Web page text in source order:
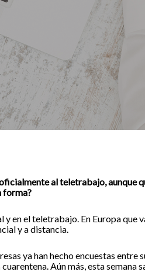
al teletrabajo, aunque
forma?
en el teletrabajo. En Europa que
y a distancia.
ya han hecho encuestas
Aún más, esta semana